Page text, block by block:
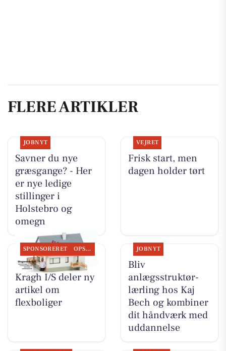
FLERE ARTIKLER
JOBNYT
Savner du nye
græsgange? - Her
er nye ledige
stillinger i
Holstebro og
omegn
VEJRET
Frisk start, men
dagen holder tørt
SPONSORERET OPSLAGSTAVLEN
BoligOne Mogens
Kragh I/S deler ny
artikel om
flexboliger
JOBNYT
Bliv
anlægsstruktør-
lærling hos Kaj
Bech og kombiner
dit håndværk med
uddannelse